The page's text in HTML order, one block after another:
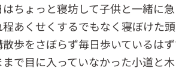
はちょっと寝坊して子供と一緒に
程あくせくするでもなく寝ぼけた
歩をさぼらず毎日歩いているはず
まで目に入っていなかった小道と